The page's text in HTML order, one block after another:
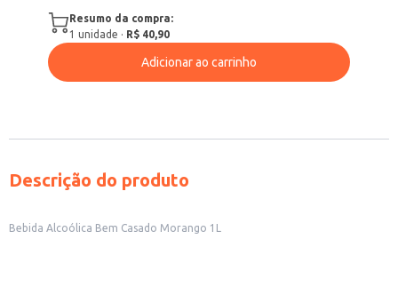
Resumo da compra:
1 unidade · R$ 40,90
Adicionar ao carrinho
Descrição do produto
Bebida Alcoólica Bem Casado Morango 1L